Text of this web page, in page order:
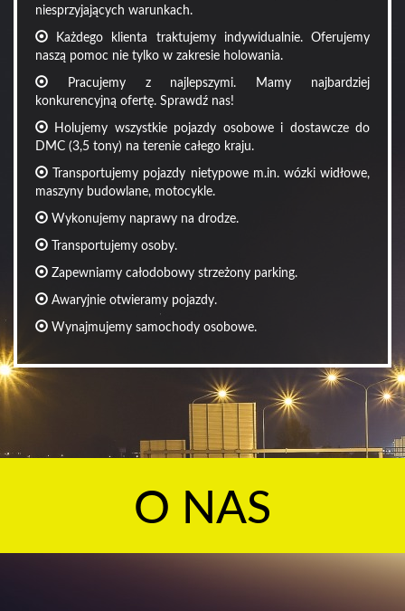
niesprzyjających warunkach.
Każdego klienta traktujemy indywidualnie. Oferujemy
naszą pomoc nie tylko w zakresie holowania.
Pracujemy z najlepszymi. Mamy najbardziej
konkurencyjną ofertę. Sprawdź nas!
Holujemy wszystkie pojazdy osobowe i dostawcze do
DMC (3,5 tony) na terenie całego kraju.
Transportujemy pojazdy nietypowe m.in. wózki widłowe,
maszyny budowlane, motocykle.
Wykonujemy naprawy na drodze.
Transportujemy osoby.
Zapewniamy całodobowy strzeżony parking.
Awaryjnie otwieramy pojazdy.
Wynajmujemy samochody osobowe.
O NAS